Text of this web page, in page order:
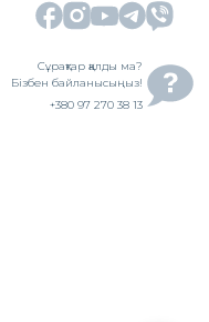
Сұрақтар қалды ма?
Бізбен байланысыңыз!
+380 97 270 38 13